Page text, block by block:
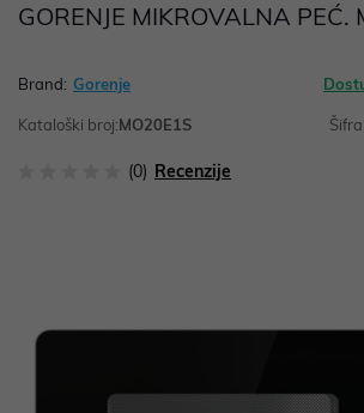
GORENJE MIKROVALNA PEĆ.
Brand: Gorenje
Kataloški broj:MO20E1S
(0) Recenzije